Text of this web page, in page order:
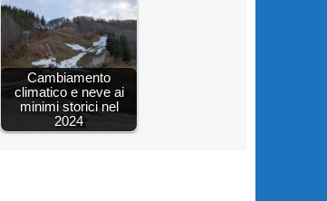
Cambiamento
climatico e neve ai
minimi storici nel
2024